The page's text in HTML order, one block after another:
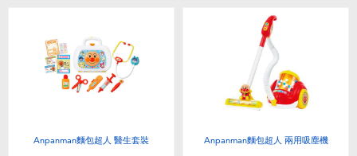
Anpanman麵包超人 醫生套裝 Anpanman麵包超人 兩用吸塵機